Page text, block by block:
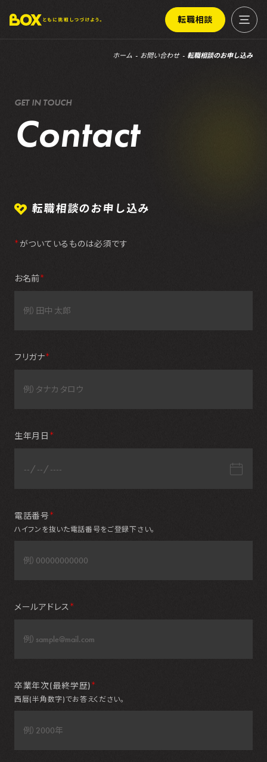
転職相談
ホーム お問い合わせ 転職相談のお申し込み
GET IN TOUCH
Contact
転職相談のお申し込み
＊がついているものは必須です
お名前＊
フリガナ＊
生年月日 ＊
電話番号 ＊
ハイフンを抜いた電話番号をご登録下さい。
メールアドレス ＊
卒業年次(最終学歴) ＊
西暦(半角数字)でお答えください。